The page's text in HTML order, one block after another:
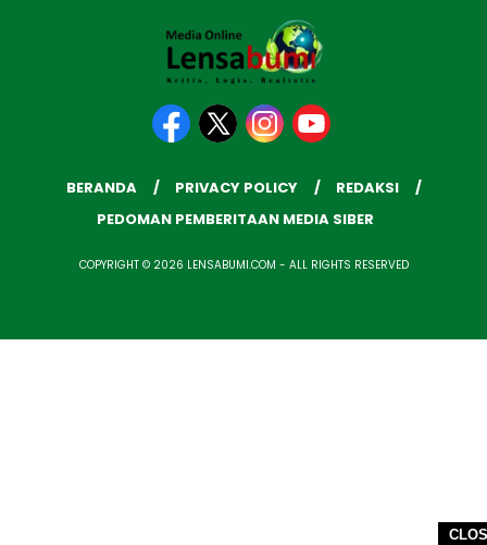
BERANDA PRIVACY POLICY
REDAKSI
PEDOMAN PEMBERITAAN MEDIA SIBER
COPYRIGHT © 2026 LENSABUMI.COM - ALL RIGHTS RESERVED